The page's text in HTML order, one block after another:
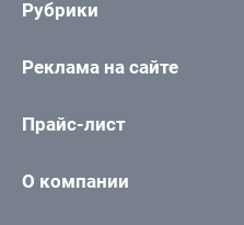
Рубрики
Реклама на сайте
Прайс-лист
О компании